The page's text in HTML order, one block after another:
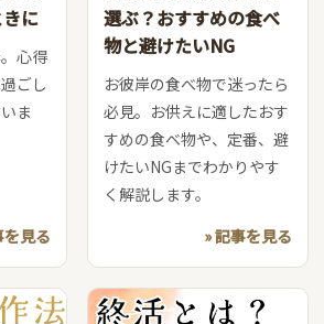
に
心得
ごし
ま
を見る
選ぶ？おすすめの食べ
物と避けたいNG
お彼岸の食べ物で迷ったら
必見。お供えに適したおす
すめの食べ物や、定番、避
けたいNGまでわかりやす
く解説します。
» 記事を見る